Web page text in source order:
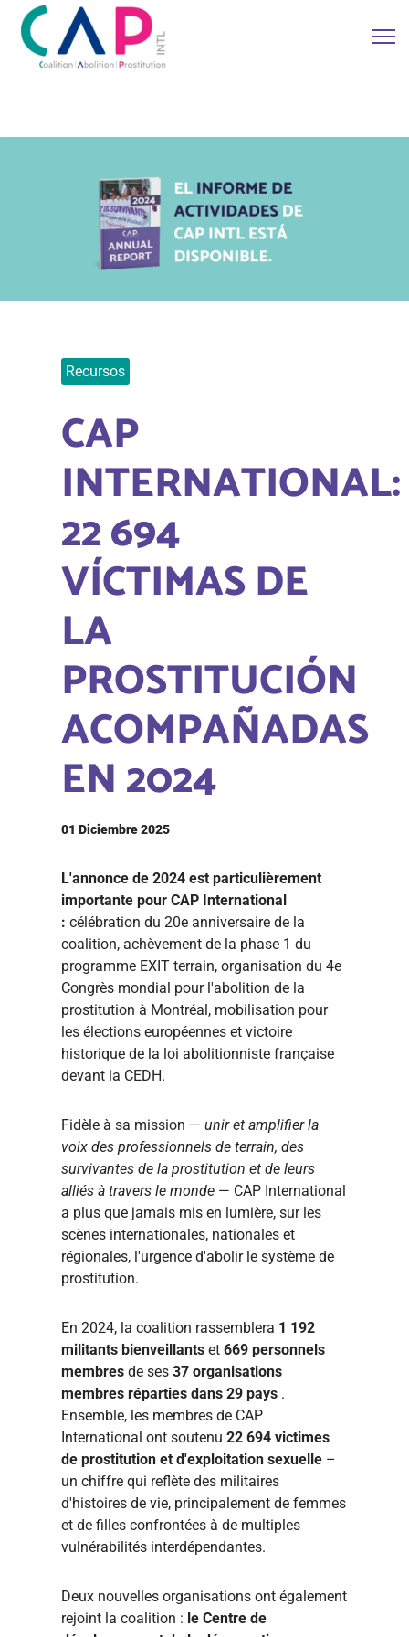
Recursos
CAP
INTERNATIONAL:
22 694
VÍCTIMAS DE
LA
PROSTITUCIÓN
ACOMPAÑADAS
EN 2024
01 Diciembre 2025
L'annonce de 2024 est particulièrement
importante pour CAP International
: célébration du 20e anniversaire de la
coalition, achèvement de la phase 1 du
programme EXIT terrain, organisation du 4e
Congrès mondial pour l'abolition de la
prostitution à Montréal, mobilisation pour
les élections européennes et victoire
historique de la loi abolitionniste française
devant la CEDH.
Fidèle à sa mission —unir et amplifier la
voix des professionnels de terrain, des
survivantes de la prostitution et de leurs
alliés à travers le monde — CAP International
a plus que jamais mis en lumière, sur les
scènes internationales, nationales et
régionales, l'urgence d'abolir le système de
prostitution.
En 2024, la coalition rassemblera 1 192
militants bienveillants et669 personnels
membres de ses37 organisations
membres réparties dans 29 pays .
Ensemble, les membres de CAP
International ont soutenu22 694 victimes
de prostitution et d'exploitation sexuelle –
un chiffre qui reflète des militaires
d'histoires de vie, principalement de femmes
et de filles confrontées à de multiples
vulnérabilités interdépendantes.
Deux nouvelles organisations ont également
rejoint la coalition : le Centre de